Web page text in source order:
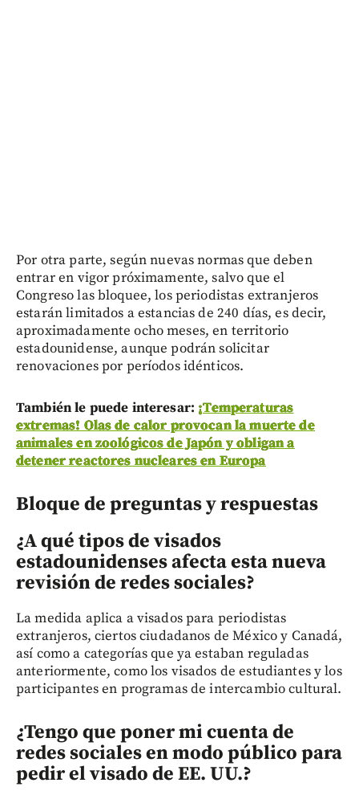
Por otra parte, según nuevas normas que deben
entrar en vigor próximamente, salvo que el
Congreso las bloquee, los periodistas extranjeros
estarán limitados a estancias de 240 días, es decir,
aproximadamente ocho meses, en territorio
estadounidense, aunque podrán solicitar
renovaciones por períodos idénticos.
También le puede interesar: ¡Temperaturas
extremas! Olas de calor provocan la muerte de
animales en zoológicos de Japón y obligan a
detener reactores nucleares en Europa
Bloque de preguntas y respuestas
¿A qué tipos de visados
estadounidenses afecta esta nueva
revisión de redes sociales?
La medida aplica a visados para periodistas
extranjeros, ciertos ciudadanos de México y Canadá,
así como a categorías que ya estaban reguladas
anteriormente, como los visados de estudiantes y los
participantes en programas de intercambio cultural.
¿Tengo que poner mi cuenta de
redes sociales en modo público para
pedir el visado de EE. UU.?